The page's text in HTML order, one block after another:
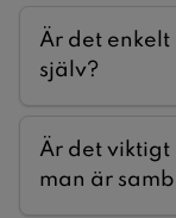
Är det enkelt
själv?
Är det viktigt
man är